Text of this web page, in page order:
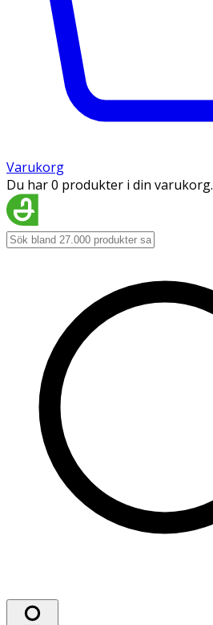
Varukorg
Du har 0 produkter i din varukorg.